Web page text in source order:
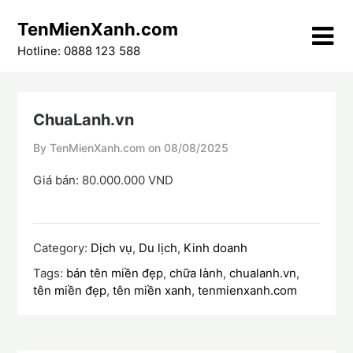
content
TenMienXanh.com
Hotline: 0888 123 588
ChuaLanh.vn
By TenMienXanh.com on 08/08/2025
Giá bán: 80.000.000 VND
Category: Dịch vụ, Du lịch, Kinh doanh
Tags: bán tên miền đẹp,chữa lành,chualanh.vn,
tên miền đẹp,tên miền xanh,tenmienxanh.com